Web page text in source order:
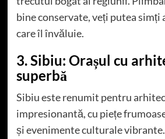
bine conservate, veți putea
care îl învăluie.
3. Sibiu: Orașul cu
superbă
Sibiu este renumit pentru
impresionantă, cu piețe
și evenimente culturale